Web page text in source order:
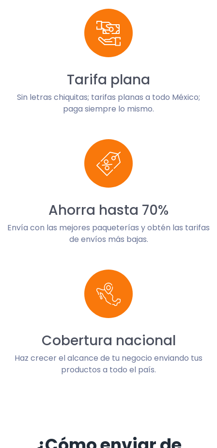
Tarifa plana
Sin letras chiquitas; tarifas planas a todo México;
paga siempre lo mismo.
Ahorra hasta 70%
Envía con las mejores paqueterías y obtén las tarifas
de envíos más bajas.
Cobertura nacional
Haz crecer el alcance de tu negocio enviando tus
productos a todo el país.